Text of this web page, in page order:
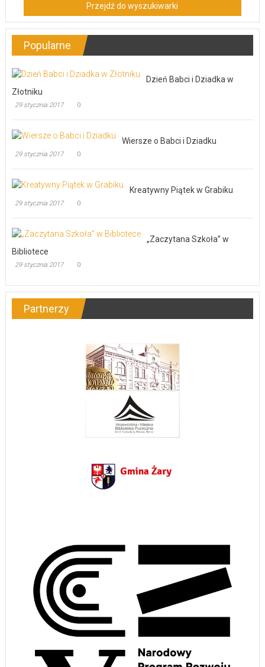
Przejdź do wyszukiwarki
Popularne
Dzień Babci i Dziadka w
Złotniku
29 stycznia 2017 0
Wiersze o Babci i Dziadku
29 stycznia 2017 0
Kreatywny Piątek w Grabiku
29 stycznia 2017 0
„Zaczytana Szkoła” w
Bibliotece
29 stycznia 2017 0
Partnerzy